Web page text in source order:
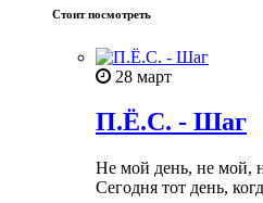
Стоит посмотреть
28 март
П.Ё.С. - Шаг
Не мой день, не мой,
Сегодня тот день,